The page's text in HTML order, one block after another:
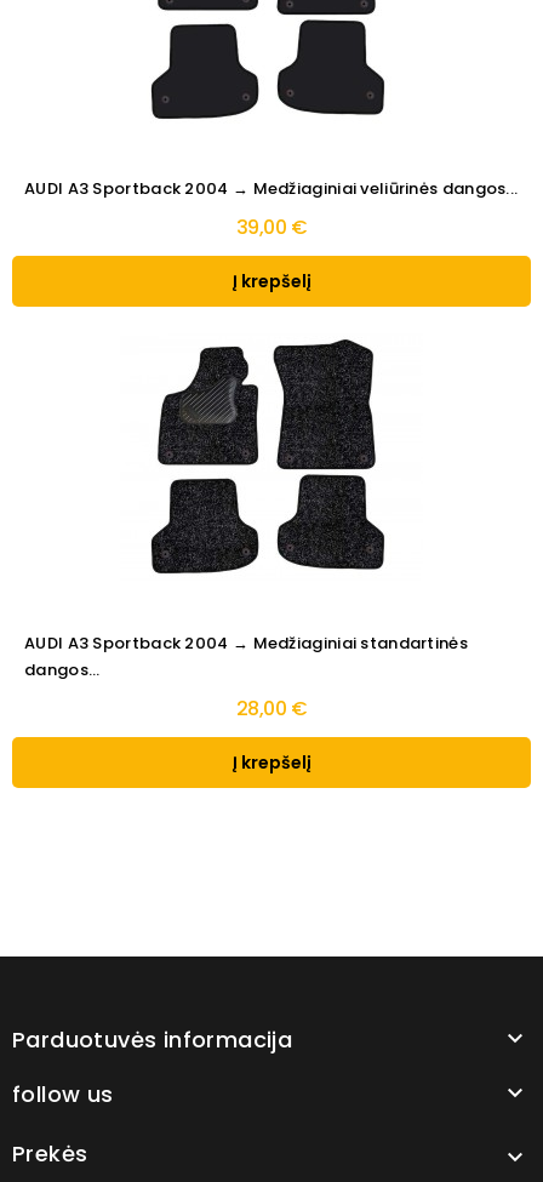
AUDI A3 Sportback 2004 → Medžiaginiai veliūrinės dangos...
39,00 €
Į krepšelį
AUDI A3 Sportback 2004 → Medžiaginiai standartinės
dangos...
28,00 €
Į krepšelį
Parduotuvės informacija 
follow us 
Prekės 